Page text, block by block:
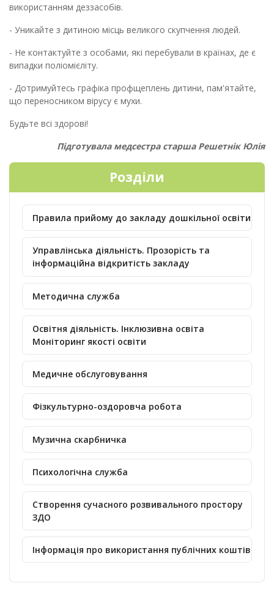
використанням деззасобів.
- Уникайте з дитиною місць великого скупчення людей.
- Не контактуйте з особами, які перебували в країнах, де є
випадки поліомієліту.
- Дотримуйтесь графіка профщеплень дитини, пам'ятайте,
що переносником вірусу є мухи.
Будьте всі здорові!
Підготувала медсестра старша Решетнік Юлія
Розділи
Правила прийому до закладу дошкільної освіти
Управлінська діяльність. Прозорість та
інформаційна відкритість закладу
Методична служба
Освітня діяльність. Інклюзивна освіта
Моніторинг якості освіти
Медичне обслуговування
Фізкультурно-оздоровча робота
Музична скарбничка
Психологічна служба
Створення сучасного розвивального простору
ЗДО
Інформація про використання публічних коштів